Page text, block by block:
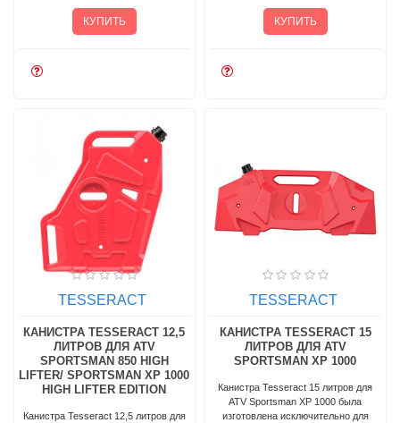
КУПИТЬ КУПИТЬ
TESSERACT
КАНИСТРА TESSERACT 12,5
ЛИТРОВ ДЛЯ ATV
SPORTSMAN 850 HIGH
LIFTER/ SPORTSMAN XP 1000
HIGH LIFTER EDITION
Канистра Tesseract 12,5 литров для
TESSERACT
КАНИСТРА TESSERACT 15
ЛИТРОВ ДЛЯ ATV
SPORTSMAN XP 1000
Канистра Tesseract 15 литров для
ATV Sportsman XP 1000 была
изготовлена исключительно для